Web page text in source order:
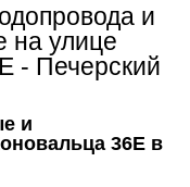
и
на улице
- Печерский
и
36Ев